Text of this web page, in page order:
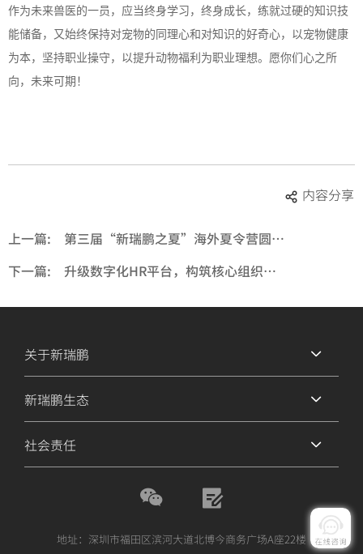
作为未来兽医的一员，应当终身学习，终身成长，练就过硬的知识技
能储备，又始终保持对宠物的同理心和对知识的好奇心，以宠物健康
为本，坚持职业操守，以提升动物福利为职业理想。愿你们心之所
向，未来可期！
内容分享
上一篇:
第三届“新瑞鹏之夏”海外夏令营圆满落幕
下一篇:
升级数字化HR平台，构筑核心组织能力——新瑞鹏集团s-HR系统一期正式上线
关于新瑞鹏
新瑞鹏生态
社会责任
地址：深圳市福田区滨河大道北博今商务广场A座22楼